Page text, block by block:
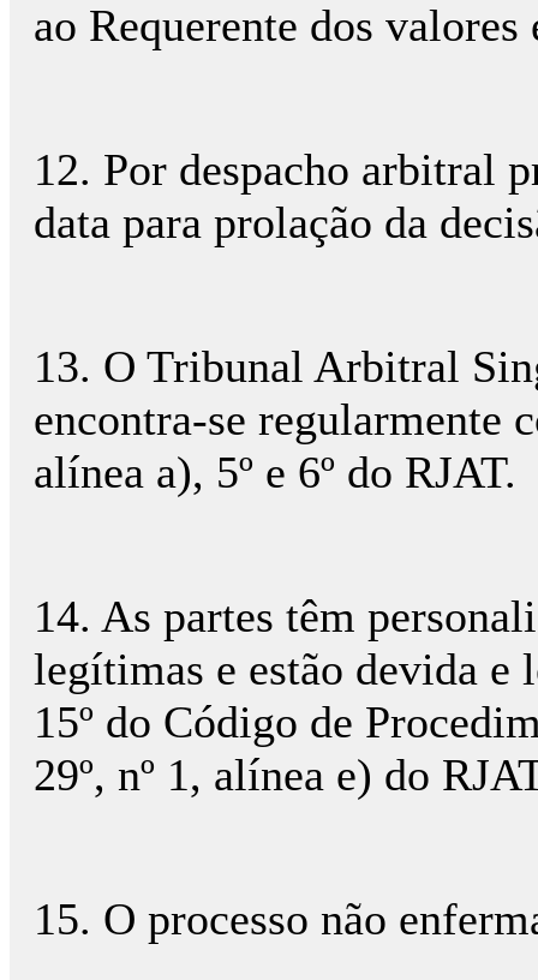
ao Requerente dos valores
12. Por despacho arbitral
data para prolação da
13. O Tribunal Arbitral
encontra-se regularmente
alínea a), 5º e 6º do RJAT.
14. As partes têm
legítimas e estão devida e
15º do Código de
29º, nº 1, alínea e) do
15. O processo não